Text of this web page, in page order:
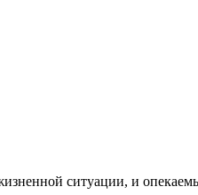
ситуации, и